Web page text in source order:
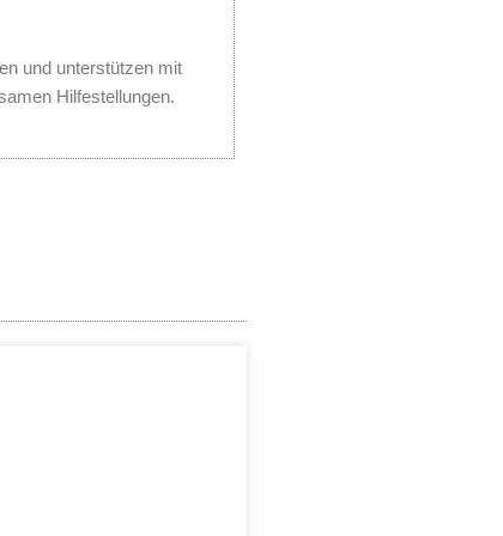
und unterstützen mit
Hilfestellungen.